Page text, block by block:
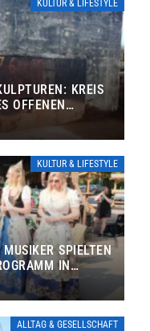
KULTUR & LIFESTYLE
KREIS
OFFENEN
KULTUR & LIFESTYLE
SPIELTEN
IN
ALLTAG & GESELLSCHAFT